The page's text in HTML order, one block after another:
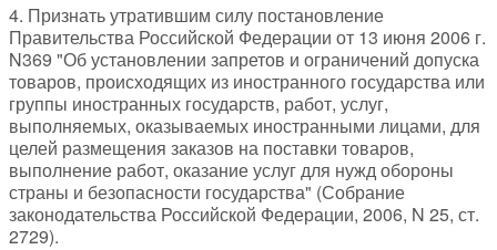
4. Признать утратившим силу постановление
Правительства Российской Федерации от 13 июня 2006 г.
N369 "Об установлении запретов и ограничений допуска
товаров, происходящих из иностранного государства или
группы иностранных государств, работ, услуг,
выполняемых, оказываемых иностранными лицами, для
целей размещения заказов на поставки товаров,
выполнение работ, оказание услуг для нужд обороны
страны и безопасности государства" (Собрание
законодательства Российской Федерации, 2006, N 25, ст.
2729).